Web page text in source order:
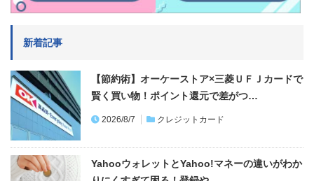
新着記事
【節約術】オーケーストア×三菱ＵＦＪカードで
賢く買い物！ポイント還元で差がつ…
2026/8/7 クレジットカード
YahooウォレットとYahoo!マネーの違いがわか